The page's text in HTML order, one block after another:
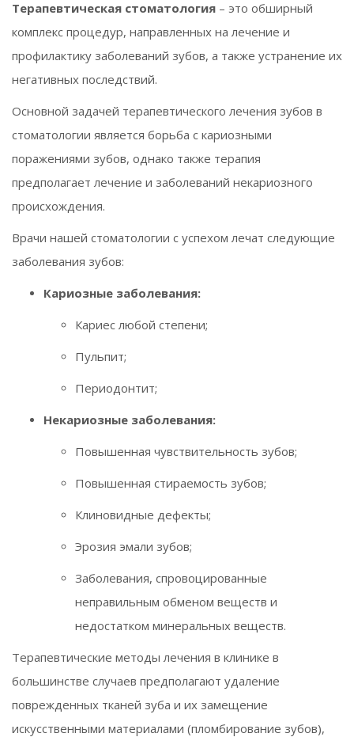
Терапевтическая стоматология – это обширный
комплекс процедур, направленных на лечение и
профилактику заболеваний зубов, а также устранение их
негативных последствий.
Основной задачей терапевтического лечения зубов в
стоматологии является борьба с кариозными
поражениями зубов, однако также терапия
предполагает лечение и заболеваний некариозного
происхождения.
Врачи нашей стоматологии с успехом лечат следующие
заболевания зубов:
Кариозные заболевания:
Кариес любой степени;
Пульпит;
Периодонтит;
Некариозные заболевания:
Повышенная чувствительность зубов;
Повышенная стираемость зубов;
Клиновидные дефекты;
Эрозия эмали зубов;
Заболевания, спровоцированные
неправильным обменом веществ и
недостатком минеральных веществ.
Терапевтические методы лечения в клинике в
большинстве случаев предполагают удаление
поврежденных тканей зуба и их замещение
искусственными материалами (пломбирование зубов),